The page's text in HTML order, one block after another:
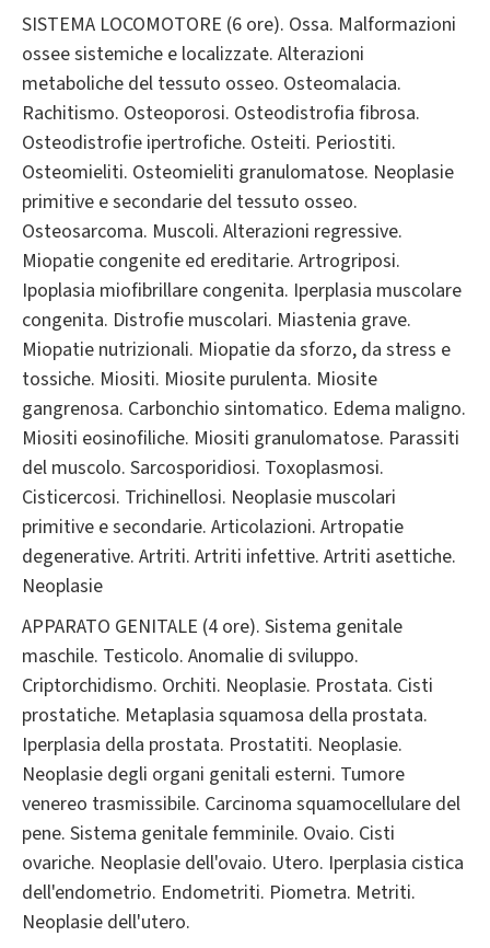
SISTEMA LOCOMOTORE (6 ore). Ossa. Malformazioni
ossee sistemiche e localizzate. Alterazioni
metaboliche del tessuto osseo. Osteomalacia.
Rachitismo. Osteoporosi. Osteodistrofia fibrosa.
Osteodistrofie ipertrofiche. Osteiti. Periostiti.
Osteomieliti. Osteomieliti granulomatose. Neoplasie
primitive e secondarie del tessuto osseo.
Osteosarcoma. Muscoli. Alterazioni regressive.
Miopatie congenite ed ereditarie. Artrogriposi.
Ipoplasia miofibrillare congenita. Iperplasia muscolare
congenita. Distrofie muscolari. Miastenia grave.
Miopatie nutrizionali. Miopatie da sforzo, da stress e
tossiche. Miositi. Miosite purulenta. Miosite
gangrenosa. Carbonchio sintomatico. Edema maligno.
Miositi eosinofiliche. Miositi granulomatose. Parassiti
del muscolo. Sarcosporidiosi. Toxoplasmosi.
Cisticercosi. Trichinellosi. Neoplasie muscolari
primitive e secondarie. Articolazioni. Artropatie
degenerative. Artriti. Artriti infettive. Artriti asettiche.
Neoplasie
APPARATO GENITALE (4 ore). Sistema genitale
maschile. Testicolo. Anomalie di sviluppo.
Criptorchidismo. Orchiti. Neoplasie. Prostata. Cisti
prostatiche. Metaplasia squamosa della prostata.
Iperplasia della prostata. Prostatiti. Neoplasie.
Neoplasie degli organi genitali esterni. Tumore
venereo trasmissibile. Carcinoma squamocellulare del
pene. Sistema genitale femminile. Ovaio. Cisti
ovariche. Neoplasie dell'ovaio. Utero. Iperplasia cistica
dell'endometrio. Endometriti. Piometra. Metriti.
Neoplasie dell'utero.